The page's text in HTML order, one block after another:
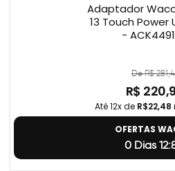
Adaptador
13 Touch Power
-
De R$
R$
Até 12x de R$22,48
OFERTAS
0 Dias